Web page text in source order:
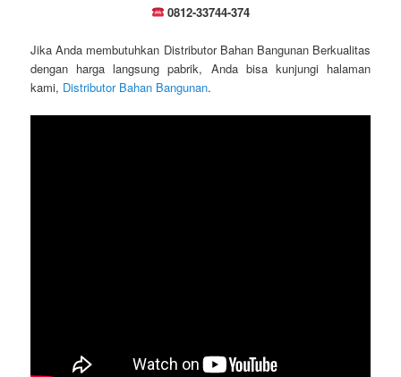
0812-33744-374
Jika Anda membutuhkan Distributor Bahan Bangunan Berkualitas
dengan harga langsung pabrik, Anda bisa kunjungi halaman
kami, Distributor Bahan Bangunan.